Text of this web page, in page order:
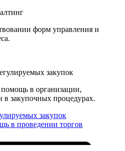
форм управления и
закупок
в организации,
в закупочных процедурах.
закупок
в проведении торгов